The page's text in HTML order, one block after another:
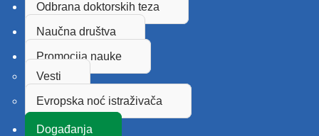
Odbrana doktorskih teza
Naučna društva
Promocija nauke
Vesti
Evropska noć istraživača
Događanja